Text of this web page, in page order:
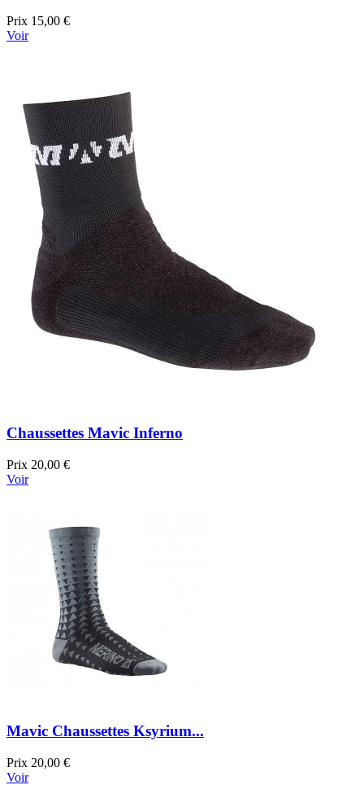
Prix 15,00 €
Voir
Chaussettes Mavic Inferno
Prix 20,00 €
Voir
Mavic Chaussettes Ksyrium...
Prix 20,00 €
Voir